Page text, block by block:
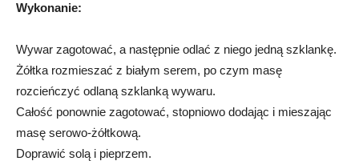
Wykonanie:
Wywar zagotować, a następnie odlać z niego jedną szklankę.
Żółtka rozmieszać z białym serem, po czym masę
rozcieńczyć odlaną szklanką wywaru.
Całość ponownie zagotować, stopniowo dodając i mieszając
masę serowo-żółtkową.
Doprawić solą i pieprzem.